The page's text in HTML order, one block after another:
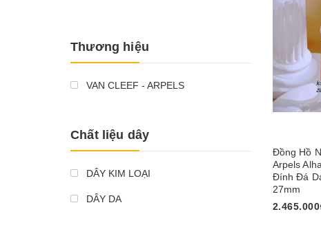
Đồng Hồ
Arpels
Đính Đá
27mm
Thương hiệu
VAN CLEEF - ARPELS
Chất liệu dây
DÂY KIM LOẠI
DÂY DA